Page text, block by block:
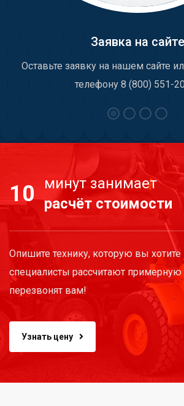
Заявка на сайте
Оставьте заявку на нашем сайте
телефону 8 (800) 551-
10
минут занимает
расчёт стоимости
Опишите технику, которую вы
специалисты рассчитают примерную
перезвонят вам!
Узнать цену